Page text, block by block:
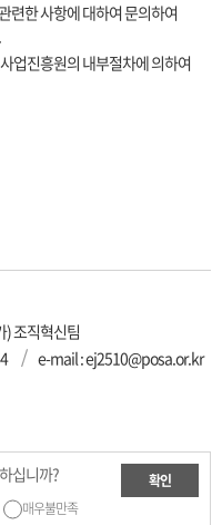
련한 사항에 대하여 문의하여
업진흥원의 내부절차에 의하여
) 조직혁신팀
e-mail : ej2510@posa.or.kr
십니까?
매우불만족
확인